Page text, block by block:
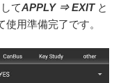
てAPPLY ⇒ EXIT と
用準備完了です。